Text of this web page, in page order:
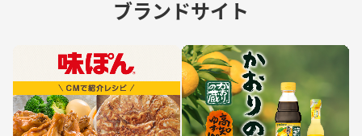
ブランドサイト